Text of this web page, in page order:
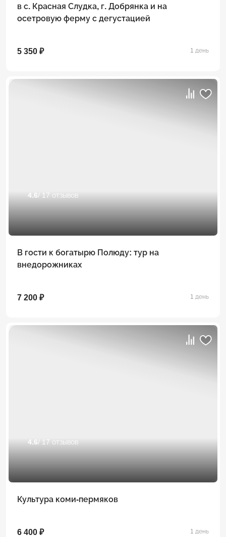
в с. Красная Слудка, г. Добрянка и на
осетровую ферму с дегустацией
5 350 ₽ 1 день
4.6/ 17 отзывов
В гости к богатырю Полюду: тур на
внедорожниках
7 200 ₽ 1 день
4.6/ 17 отзывов
Культура коми-пермяков
6 400 ₽ 1 день